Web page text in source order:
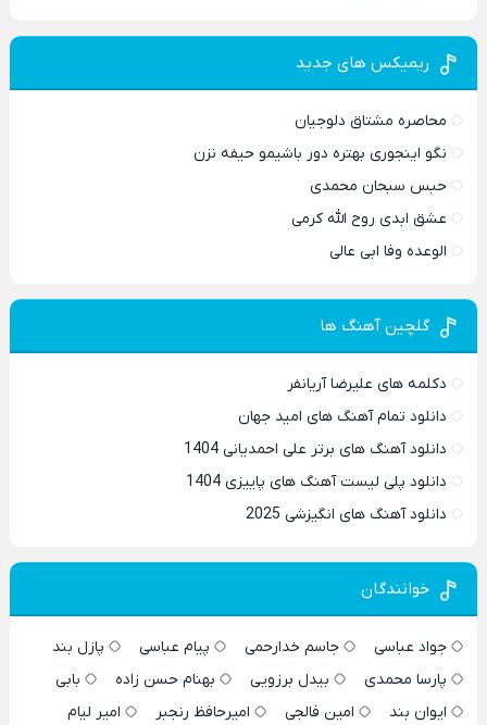
ریمیکس های جدید
محاصره مشتاق دلوجیان
نگو اینجوری بهتره دور باشیمو حیفه نزن
حبس سبحان محمدی
عشق ابدی روح الله کرمی
الوعده وفا ابی عالی
گلچین آهنگ ها
دکلمه های علیرضا آریانفر
دانلود تمام آهنگ های امید جهان
دانلود آهنگ های برتر علی احمدیانی 1404
دانلود پلی لیست آهنگ های پاییزی 1404
دانلود آهنگ های انگیزشی 2025
خوانندگان
جواد عباسی جاسم خدارحمی پیام عباسی
پازل بند
پارسا محمدی
بیدل برزویی بهنام حسن زاده
بابی
ایوان بند
امین فالجی امیرحافظ رنجبر
امیر لیام